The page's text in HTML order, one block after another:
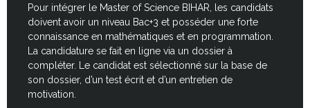
Pour intégrer le Master of Science BIHAR, les candidats
doivent avoir un niveau Bac+3 et posséder une forte
connaissance en mathématiques et en programmation.
La candidature se fait en ligne via un dossier à
compléter. Le candidat est sélectionné sur la base de
son dossier, d’un test écrit et d’un entretien de
motivation.